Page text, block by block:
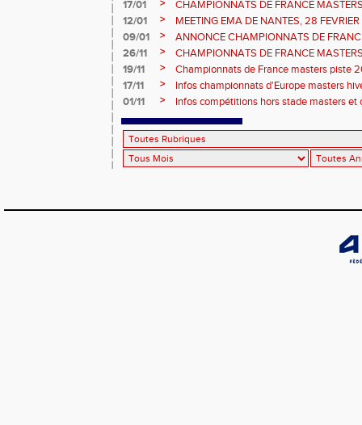
17/01
>
CHAMPIONNATS DE FRANCE
informations sur les inscriptions et report
12/01 >
MEETING EMA DE NANTES, 28
09/01
>
ANNONCE CHAMPIONNATS DE
ÉPREUVES COMBINÉES ET ÉPREUVES
26/11 >
CHAMPIONNATS DE FRANCE
2026, site de l'organisation.
19/11 >
Championnats de France masters piste
17/11
>
Infos championnats d'Europe masters
01/11
> Infos compétitions hors stade masters et